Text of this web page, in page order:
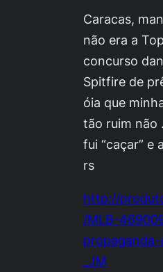
Caracas,
não era a
concurso
Spitfire de
óia que
tão ruim não
fui “caçar” e
rs
http://
/MLB-
_JM